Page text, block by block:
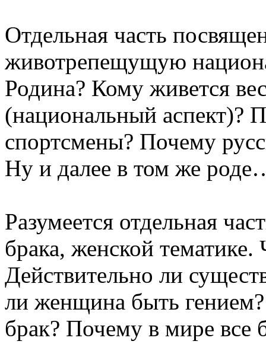
Отдельная часть
животрепещущую
Родина? Кому живется
(национальный аспект)?
спортсмены? Почему
Ну и далее в том же
Разумеется отдельная
брака, женской тематике.
Действительно ли
ли женщина быть
брак? Почему в мире все